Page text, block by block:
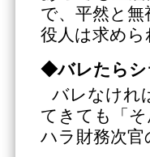
で、平然と
役人は求め
◆バレたらシ
バレなけれ
てきても「
ハラ財務次官